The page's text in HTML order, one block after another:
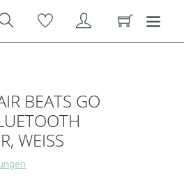
BEATS GO
WEISS